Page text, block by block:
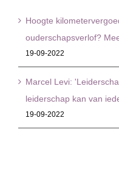
Hoogte
ouderschapsverlof?
19-09-2022
Marcel Levi:
leiderschap kan van
19-09-2022